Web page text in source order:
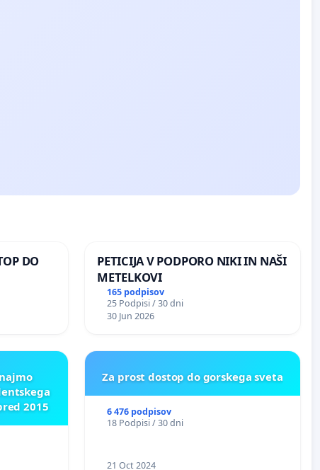
DO
PETICIJA V PODPORO NIKI IN NAŠI
METELKOVI
165 podpisov
25 Podpisi / 30 dni
30 Jun 2026
2015
Za prost dostop do gorskega sveta
6 476 podpisov
18 Podpisi / 30 dni
21 Oct 2024